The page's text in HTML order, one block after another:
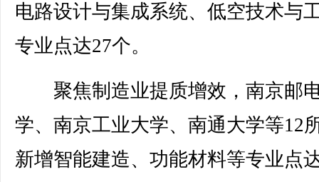
电路设计与集成系统、低空技术与
专业点达27个。
聚焦制造业提质增效，南京邮
学、南京工业大学、南通大学等12
新增智能建造、功能材料等专业点